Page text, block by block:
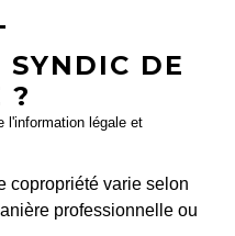
SYNDIC DE
?
l'information légale et
copropriété varie selon
professionnelle ou